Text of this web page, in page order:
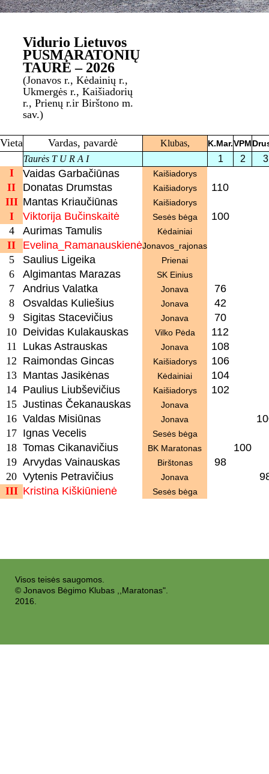
Vidurio Lietuvos
PUSMARATONIŲ
TAURĖ – 2026
(Jonavos r., Kėdainių r.,
Ukmergės r., Kaišiadorių
r., Prienų r.ir Birštono m.
sav.)
Vieta Vardas, pavardė Klubas, K.Mar.VPM
Taurės T U R A I 1 2 3
I Vaidas Garbačiūnas Kaišiadorys
II Donatas Drumstas Kaišiadorys
110
III Mantas Kriaučiūnas Kaišiadorys
I Viktorija Bučinskaitė Sesės bėga
100
4
Aurimas Tamulis Kėdainiai
II Evelina_RamanauskienėJonavos_rajonas
5 Saulius Ligeika Prienai
6 Algimantas Marazas SK Einius
7 Andrius Valatka Jonava
76
8
Osvaldas Kuliešius Jonava
42
9
Sigitas Stacevičius Jonava
70
10 Deividas Kulakauskas Vilko Pėda
112
11 Lukas Astrauskas Jonava
108
12 Raimondas Gincas Kaišiadorys
106
13 Mantas Jasikėnas Kėdainiai
104
14 Paulius Liubševičius Kaišiadorys
102
15 Justinas Čekanauskas Jonava
16 Valdas Misiūnas Jonava
17 Ignas Vecelis Sesės bėga
18 Tomas Cikanavičius BK Maratonas
100
19 Arvydas Vainauskas Birštonas
98
20 Vytenis Petravičius Jonava
III Kristina Kiškiūnienė Sesės bėga
Visos teisės saugomos.
© Jonavos Bėgimo Klubas ,,Maratonas".
2016.